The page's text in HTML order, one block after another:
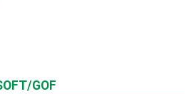
GOF